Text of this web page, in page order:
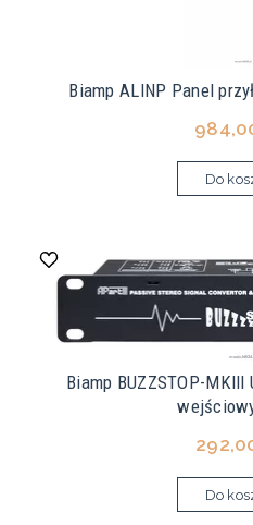
Biamp ALINP Panel
Do
Biamp BUZZSTOP-
Do